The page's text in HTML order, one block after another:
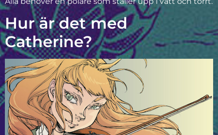
Hur är det med
Catherine?